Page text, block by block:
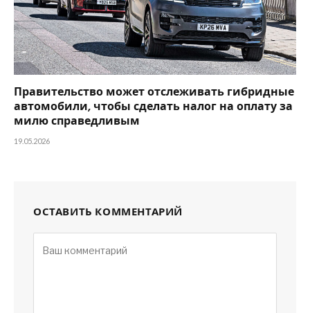
Правительство может отслеживать гибридные
автомобили, чтобы сделать налог на оплату за
милю справедливым
19.05.2026
ОСТАВИТЬ КОММЕНТАРИЙ